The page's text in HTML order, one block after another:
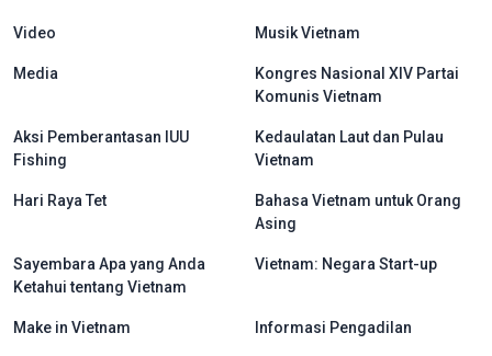
Video Musik Vietnam
Media
Kongres Nasional XIV Partai
Komunis Vietnam
Aksi Pemberantasan IUU
Fishing
Kedaulatan Laut dan Pulau
Vietnam
Hari Raya Tet
Bahasa Vietnam untuk Orang
Asing
Sayembara Apa yang Anda
Ketahui tentang Vietnam
Vietnam: Negara Start-up
Make in Vietnam Informasi Pengadilan